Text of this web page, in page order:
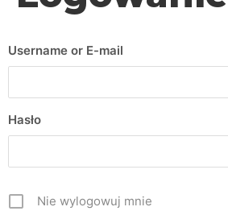
Username or E-mail
Hasło
Nie wylogowuj mnie